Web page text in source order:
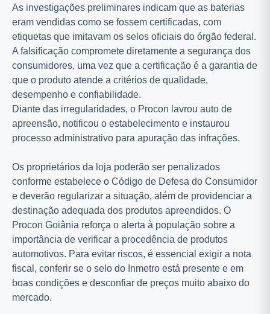
As investigações preliminares indicam que as baterias
eram vendidas como se fossem certificadas, com
etiquetas que imitavam os selos oficiais do órgão federal.
A falsificação compromete diretamente a segurança dos
consumidores, uma vez que a certificação é a garantia de
que o produto atende a critérios de qualidade,
desempenho e confiabilidade.
Diante das irregularidades, o Procon lavrou auto de
apreensão, notificou o estabelecimento e instaurou
processo administrativo para apuração das infrações.
Os proprietários da loja poderão ser penalizados
conforme estabelece o Código de Defesa do Consumidor
e deverão regularizar a situação, além de providenciar a
destinação adequada dos produtos apreendidos. O
Procon Goiânia reforça o alerta à população sobre a
importância de verificar a procedência de produtos
automotivos. Para evitar riscos, é essencial exigir a nota
fiscal, conferir se o selo do Inmetro está presente e em
boas condições e desconfiar de preços muito abaixo do
mercado.